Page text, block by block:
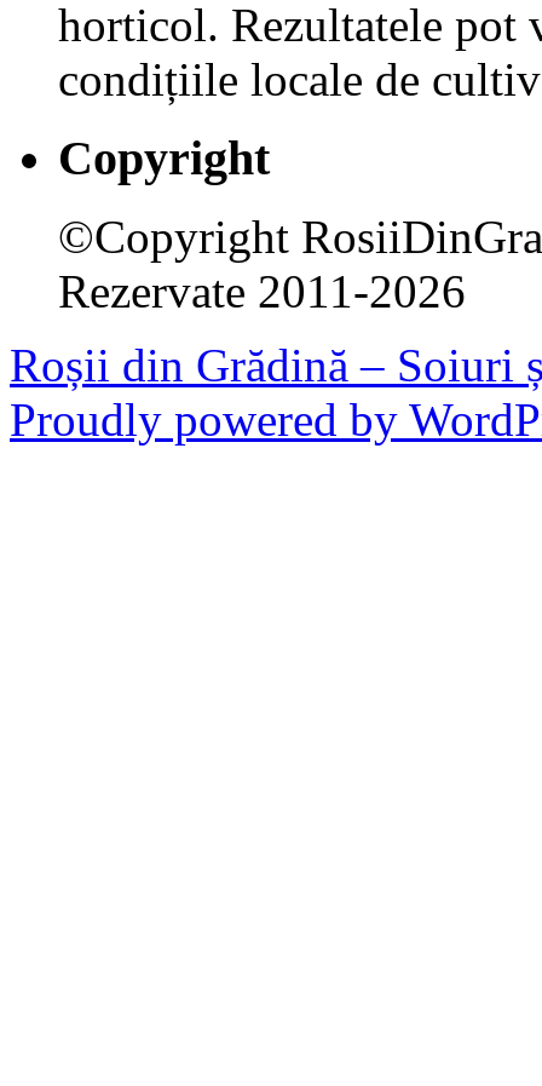
horticol. Rezultatele pot
condițiile locale de
Copyright
©Copyright
Rezervate 2011-2026
Roșii din Grădină – Soiuri
Proudly powered by